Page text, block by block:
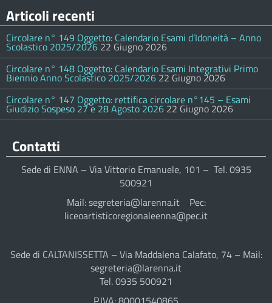
Articoli recenti
Circolare n° 149 Oggetto: Calendario Esami d’Idoneità – Anno
Scolastico 2025/2026 22 Giugno 2026
Circolare n° 148 Oggetto: Calendario Esami Integrativi Primo
Biennio Anno Scolastico 2025/2026 22 Giugno 2026
Circolare n° 147 Oggetto: rettifica circolare n°145 – Esami
Giudizio Sospeso 27 e 28 Agosto 2026 22 Giugno 2026
Contatti
Sede di ENNA – Via Vittorio Emanuele, 101 – Tel. 0935
500921
Mail: segreteria@larenna.it Pec:
liceoartisticoregionaleenna@pec.it
Sede di CALTANISSETTA – Via Maddalena Calafato, 74 – Mail:
segreteria@larenna.it
Tel. 0935 500921